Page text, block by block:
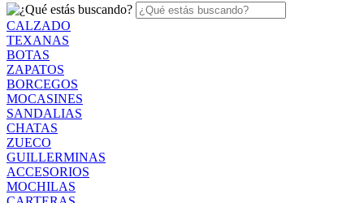
CALZADO
TEXANAS
BOTAS
ZAPATOS
BORCEGOS
MOCASINES
SANDALIAS
CHATAS
ZUECO
GUILLERMINAS
ACCESORIOS
MOCHILAS